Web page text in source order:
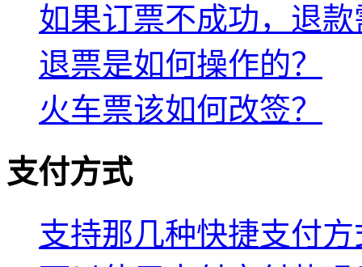
如果订票不成功，退
退票是如何操作的？
火车票该如何改签？
支付方式
支持那几种快捷支付